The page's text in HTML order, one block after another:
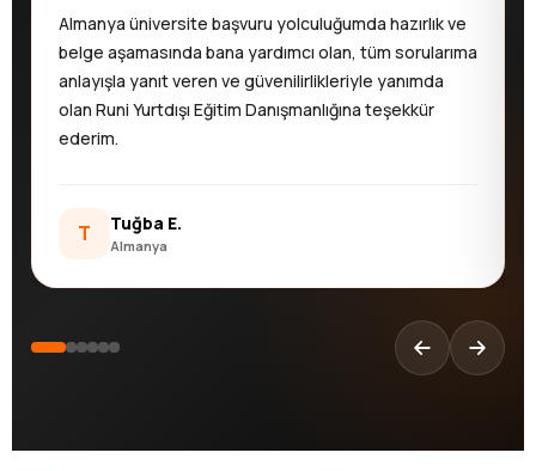
Almanya üniversite başvuru yolculuğumda hazırlık ve
belge aşamasında bana yardımcı olan, tüm sorularıma
anlayışla yanıt veren ve güvenilirlikleriyle yanımda
olan Runi Yurtdışı Eğitim Danışmanlığına teşekkür
ederim.
T Tuğba E.
Almanya